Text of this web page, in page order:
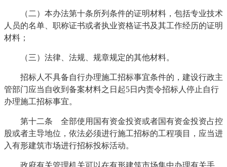
（二）本办法第十条所列条件的证明材料，包括专业技术
人员的名单、职称证书或者执业资格证书及其工作经历的证明
材料；
（三）法律、法规、规章规定的其他材料。
招标人不具备自行办理施工招标事宜条件的，建设行政主
管部门应当自收到备案材料之日起5日内责令招标人停止自行
办理施工招标事宜。
第十二条 全部使用国有资金投资或者国有资金投资占控
股或者主导地位，依法必须进行施工招标的工程项目，应当进
入有形建筑市场进行招标投标活动。
政府有关管理机关可以在有形建筑市场集中办理有关手